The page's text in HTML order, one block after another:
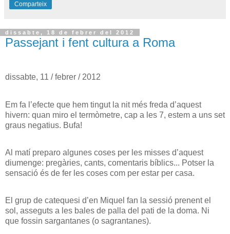
Comparteix
dissabte, 18 de febrer del 2012
Passejant i fent cultura a Roma
dissabte, 11 / febrer / 2012
Em fa l’efecte que hem tingut la nit més freda d’aquest
hivern: quan miro el termòmetre, cap a les 7, estem a uns set
graus negatius. Bufa!
Al matí preparo algunes coses per les misses d’aquest
diumenge: pregàries, cants, comentaris bíblics... Potser la
sensació és de fer les coses com per estar per casa.
El grup de catequesi d’en Miquel fan la sessió prenent el
sol, asseguts a les bales de palla del pati de la doma. Ni
que fossin sargantanes (o sagrantanes).